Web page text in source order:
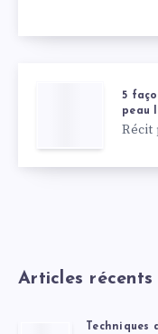
5
peau
Récit
Articles récents